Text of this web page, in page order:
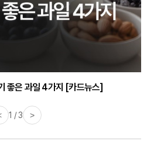
좋은 과일 4가지 [카드뉴스]
에게 꼭 필요한 검사는? [카드뉴스]
1 / 3 >